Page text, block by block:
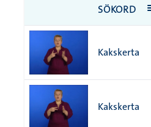
SÖKORD
Kakskerta
Kakskerta